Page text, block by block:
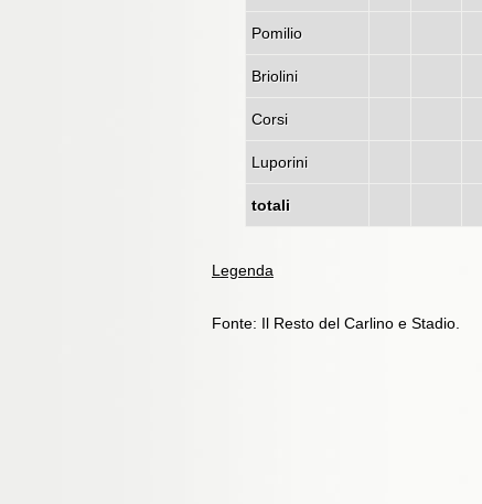
Pomilio
Briolini
Corsi
Luporini
totali
Legenda
Fonte: Il Resto del Carlino e Stadio.